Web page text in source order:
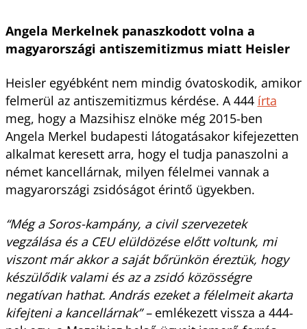
Angela Merkelnek panaszkodott volna a
magyarországi antiszemitizmus miatt Heisler
Heisler egyébként nem mindig óvatoskodik, amikor
felmerül az antiszemitizmus kérdése. A 444 írta
meg, hogy a Mazsihisz elnöke még 2015-ben
Angela Merkel budapesti látogatásakor kifejezetten
alkalmat keresett arra, hogy el tudja panaszolni a
német kancellárnak, milyen félelmei vannak a
magyarországi zsidóságot érintő ügyekben.
“Még a Soros-kampány, a civil szervezetek
vegzálása és a CEU elüldözése előtt voltunk, mi
viszont már akkor a saját bőrünkön éreztük, hogy
készülődik valami és az a zsidó közösségre
negatívan hathat. András ezeket a félelmeit akarta
kifejteni a kancellárnak” –emlékezett vissza a 444-